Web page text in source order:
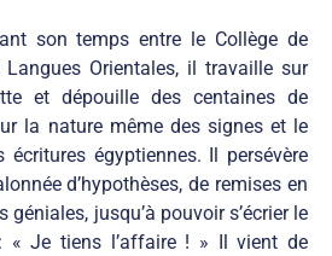
son temps entre le Collège de
Langues Orientales, il travaille sur
et dépouille des centaines de
la nature même des signes et le
égyptiennes. Il persévère
d’hypothèses, de remises en
géniales, jusqu’à pouvoir s’écrier le
« Je tiens l’affaire ! » Il vient de